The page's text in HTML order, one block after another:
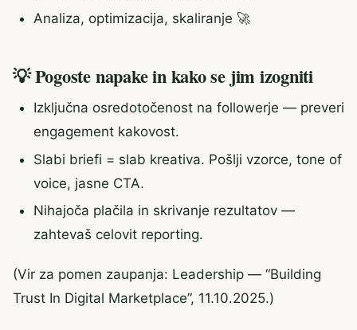
Analiza, optimizacija, skaliranje 🚀
💡 Pogoste napake in kako se jim izogniti
Izključna osredotočenost na followerje — preveri
engagement kakovost.
Slabi briefi = slab kreativa. Pošlji vzorce, tone of
voice, jasne CTA.
Nihajoča plačila in skrivanje rezultatov —
zahtevaš celovit reporting.
(Vir za pomen zaupanja: Leadership — “Building
Trust In Digital Marketplace”, 11.10.2025.)